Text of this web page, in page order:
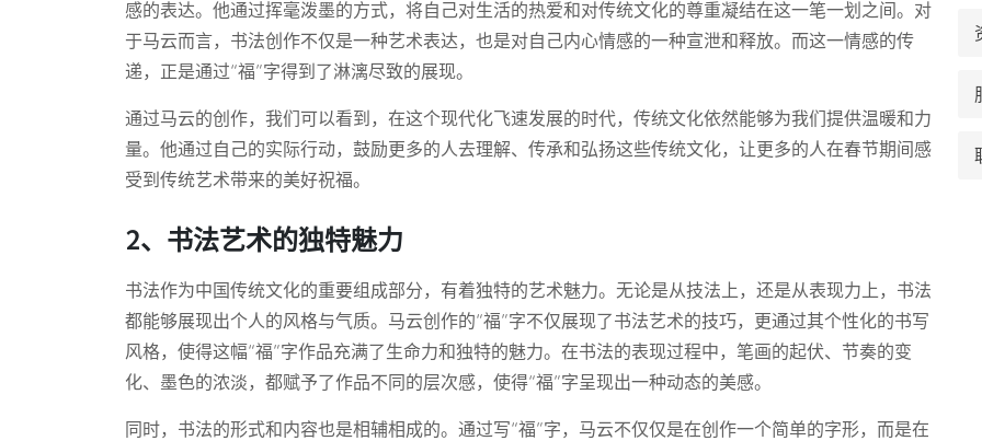
感的表达。他通过挥毫泼墨的方式，将自己对生活的热爱和对传统文化的尊重凝结在这一笔一划之间。对
于马云而言，书法创作不仅是一种艺术表达，也是对自己内心情感的一种宣泄和释放。而这一情感的传
递，正是通过“福”字得到了淋漓尽致的展现。
通过马云的创作，我们可以看到，在这个现代化飞速发展的时代，传统文化依然能够为我们提供温暖和力
量。他通过自己的实际行动，鼓励更多的人去理解、传承和弘扬这些传统文化，让更多的人在春节期间感
受到传统艺术带来的美好祝福。
2、书法艺术的独特魅力
书法作为中国传统文化的重要组成部分，有着独特的艺术魅力。无论是从技法上，还是从表现力上，书法
都能够展现出个人的风格与气质。马云创作的“福”字不仅展现了书法艺术的技巧，更通过其个性化的书写
风格，使得这幅“福”字作品充满了生命力和独特的魅力。在书法的表现过程中，笔画的起伏、节奏的变
化、墨色的浓淡，都赋予了作品不同的层次感，使得“福”字呈现出一种动态的美感。
同时，书法的形式和内容也是相辅相成的。通过写“福”字，马云不仅仅是在创作一个简单的字形，而是在